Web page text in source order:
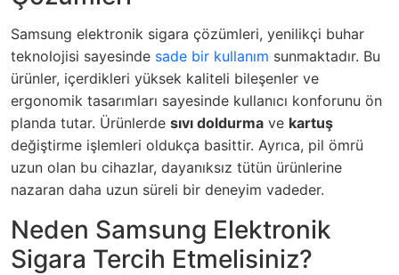
Samsung elektronik sigara çözümleri, yenilikçi buhar
teknolojisi sayesinde sade bir kullanım sunmaktadır. Bu
ürünler, içerdikleri yüksek kaliteli bileşenler ve
ergonomik tasarımları sayesinde kullanıcı konforunu ön
planda tutar. Ürünlerde sıvı doldurma ve kartuş
değiştirme işlemleri oldukça basittir. Ayrıca, pil ömrü
uzun olan bu cihazlar, dayanıksız tütün ürünlerine
nazaran daha uzun süreli bir deneyim vadeder.
Neden Samsung Elektronik
Sigara Tercih Etmelisiniz?